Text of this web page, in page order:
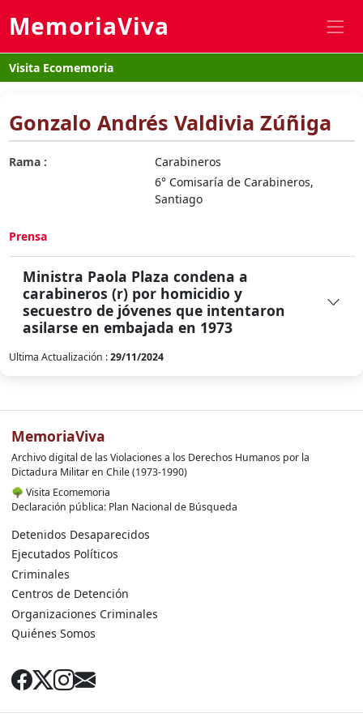
MemoriaViva
Visita Ecomemoria
Gonzalo Andrés Valdivia Zúñiga
Rama :
Carabineros
6° Comisaría de Carabineros,
Santiago
Prensa
Ministra Paola Plaza condena a
carabineros (r) por homicidio y
secuestro de jóvenes que intentaron
asilarse en embajada en 1973
Ultima Actualización :29/11/2024
MemoriaViva
Archivo digital de las Violaciones a los Derechos Humanos por la
Dictadura Militar en Chile (1973-1990)
🌳 Visita Ecomemoria
Declaración pública: Plan Nacional de Búsqueda
Detenidos Desaparecidos
Ejecutados Políticos
Criminales
Centros de Detención
Organizaciones Criminales
Quiénes Somos